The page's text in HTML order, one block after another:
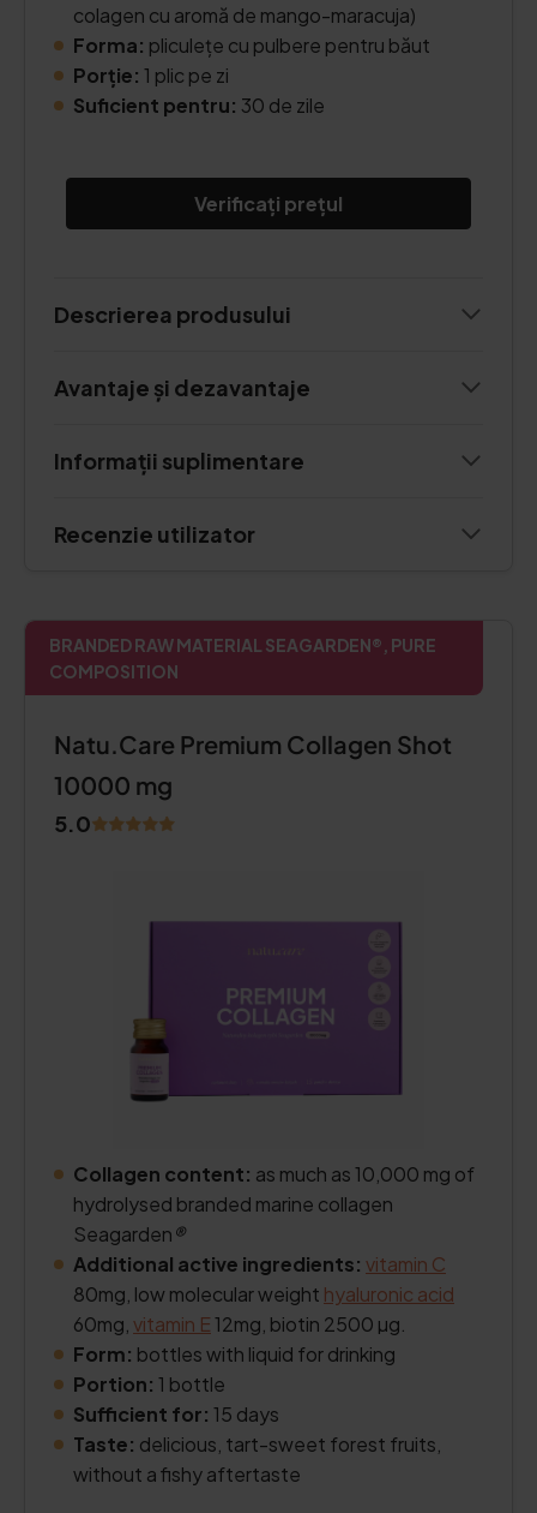
colagen cu aromă de mango-maracuja)
Forma: pliculețe cu pulbere pentru băut
Porție: 1 plic pe zi
Suficient pentru: 30 de zile
Verificați prețul
Descrierea produsului
Avantaje și dezavantaje
Informații suplimentare
Recenzie utilizator
BRANDED RAW MATERIAL SEAGARDEN®, PURE
COMPOSITION
Natu.Care Premium Collagen Shot
10000 mg
5.0
Collagen content: as much as 10,000 mg of
hydrolysed branded marine collagen
Seagarden®
Additional active ingredients: vitamin C
80mg, low molecular weight hyaluronic acid
60mg, vitamin E12mg, biotin 2500 µg.
Form: bottles with liquid for drinking
Portion: 1 bottle
Sufficient for: 15 days
Taste: delicious, tart-sweet forest fruits,
without a fishy aftertaste